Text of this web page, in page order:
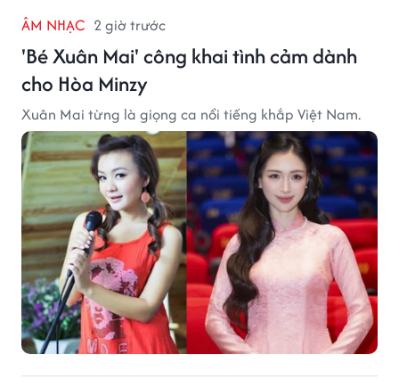
ÂM NHẠC 2 giờ trước
'Bé Xuân Mai' công khai tình cảm dành
cho Hòa Minzy
Xuân Mai từng là giọng ca nổi tiếng khắp Việt Nam.